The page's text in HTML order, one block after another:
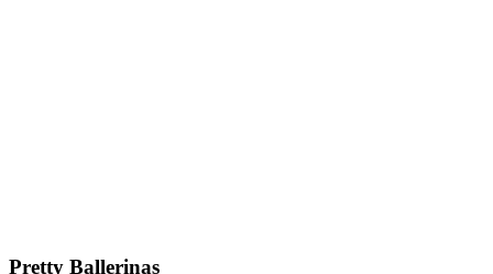
Pretty Ballerinas